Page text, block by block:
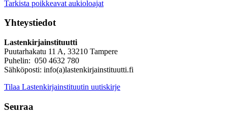
Tarkista poikkeavat aukioloajat
Yhteystiedot
Lastenkirjainstituutti
Puutarhakatu 11 A, 33210 Tampere
Puhelin: 050 4632 780
Sähköposti: info(a)lastenkirjainstituutti.fi
Tilaa Lastenkirjainstituutin uutiskirje
Seuraa